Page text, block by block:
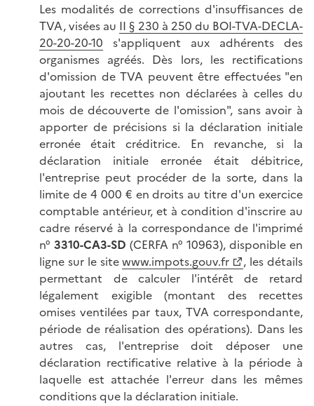
Les modalités de corrections d'insuffisances de
TVA, visées au II § 230 à 250 du BOI-TVA-DECLA-
20-20-20-10 s'appliquent aux adhérents des
organismes agréés. Dès lors, les rectifications
d'omission de TVA peuvent être effectuées "en
ajoutant les recettes non déclarées à celles du
mois de découverte de l'omission", sans avoir à
apporter de précisions si la déclaration initiale
erronée était créditrice. En revanche, si la
déclaration initiale erronée était débitrice,
l'entreprise peut procéder de la sorte, dans la
limite de 4 000 € en droits au titre d'un exercice
comptable antérieur, et à condition d'inscrire au
cadre réservé à la correspondance de l'imprimé
n° 3310-CA3-SD (CERFA n° 10963), disponible en
ligne sur le sitewww.impots.gouv.fr
, les détails
permettant de calculer l'intérêt de retard
légalement exigible (montant des recettes
omises ventilées par taux, TVA correspondante,
période de réalisation des opérations). Dans les
autres cas, l'entreprise doit déposer une
déclaration rectificative relative à la période à
laquelle est attachée l'erreur dans les mêmes
conditions que la déclaration initiale.